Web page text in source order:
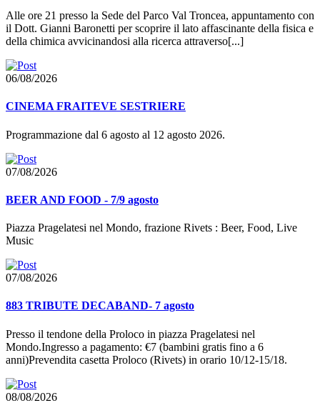
Alle ore 21 presso la Sede del Parco Val Troncea, appuntamento con
il Dott. Gianni Baronetti per scoprire il lato affascinante della fisica e
della chimica avvicinandosi alla ricerca attraverso[...]
06/08/2026
CINEMA FRAITEVE SESTRIERE
Programmazione dal 6 agosto al 12 agosto 2026.
07/08/2026
BEER AND FOOD - 7/9 agosto
Piazza Pragelatesi nel Mondo, frazione Rivets : Beer, Food, Live
Music
07/08/2026
883 TRIBUTE DECABAND- 7 agosto
Presso il tendone della Proloco in piazza Pragelatesi nel
Mondo.Ingresso a pagamento: €7 (bambini gratis fino a 6
anni)Prevendita casetta Proloco (Rivets) in orario 10/12-15/18.
08/08/2026